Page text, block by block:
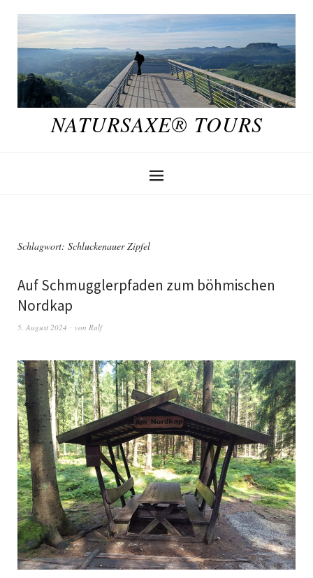
NATURSAXE® TOURS
Schlagwort: Schluckenauer Zipfel
Auf Schmugglerpfaden zum böhmischen
Nordkap
5. August 2024 von Ralf